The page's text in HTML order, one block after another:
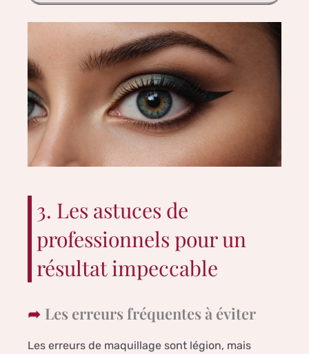
3. Les astuces de
professionnels pour un
résultat impeccable
Les erreurs fréquentes à éviter
Les erreurs de maquillage sont légion, mais